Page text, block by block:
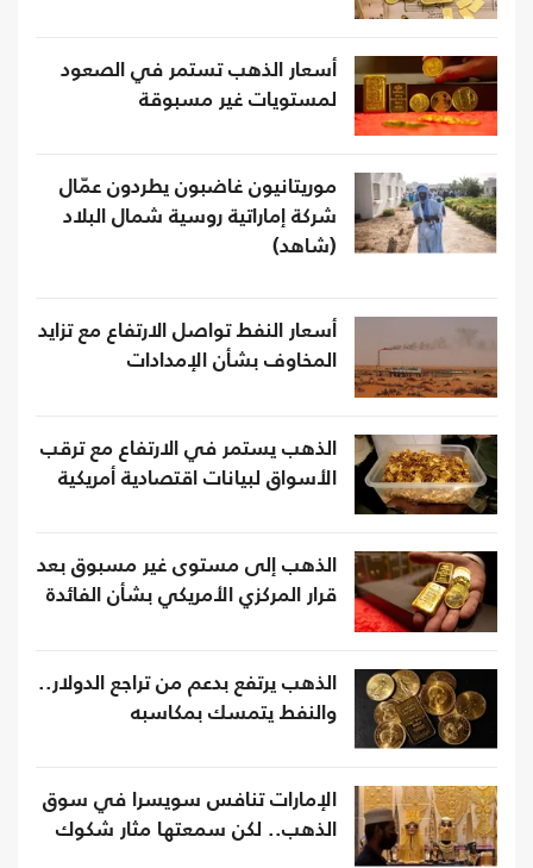
أسعار الذهب تستمر في الصعود
لمستويات غير مسبوقة
موريتانيون غاضبون يطردون عمّال
شركة إماراتية روسية شمال البلاد
(شاهد)
أسعار النفط تواصل الارتفاع مع تزايد
المخاوف بشأن الإمدادات
الذهب يستمر في الارتفاع مع ترقب
الأسواق لبيانات اقتصادية أمريكية
الذهب إلى مستوى غير مسبوق بعد
قرار المركزي الأمريكي بشأن الفائدة
الذهب يرتفع بدعم من تراجع الدولار..
والنفط يتمسك بمكاسبه
الإمارات تنافس سويسرا في سوق
الذهب.. لكن سمعتها مثار شكوك